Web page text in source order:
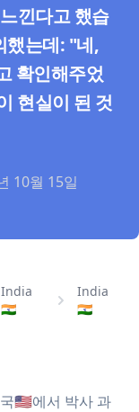
낀다고 했습
했는데: "네,
확인해주었
현실이 된 것
10월 15일
India
🇮🇳
India
🇮🇳
🇺🇸에서 박사 과